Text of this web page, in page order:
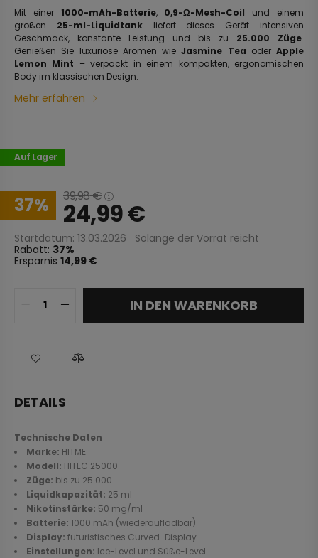
Mit einer 1000-mAh-Batterie, 0,9-Ω-Mesh-Coil und einem
großen 25-ml-Liquidtankliefert dieses Gerät intensiven
Geschmack, konstante Leistung und bis zu 25.000 Züge.
Genießen Sie luxuriöse Aromen wieJasmine Tea oder Apple
Lemon Mint – verpackt in einem kompakten, ergonomischen
Body im klassischen Design.
Mehr erfahren
Auf Lager
37 39,98€
24,99€
Startdatum: 13.03.2026
Solange der Vorrat reicht
Rabatt: 37
Ersparnis 14,99 €
IN DEN WARENKORB
DETAILS
Technische Daten
Marke: HITME
Modell: HITEC 25000
Züge: bis zu 25.000
Liquidkapazität: 25 ml
Nikotinstärke: 50 mg/ml
Batterie: 1000 mAh (wiederaufladbar)
Display: futuristisches Curved-Display
Einstellungen: Ice-Level und Süße-Level